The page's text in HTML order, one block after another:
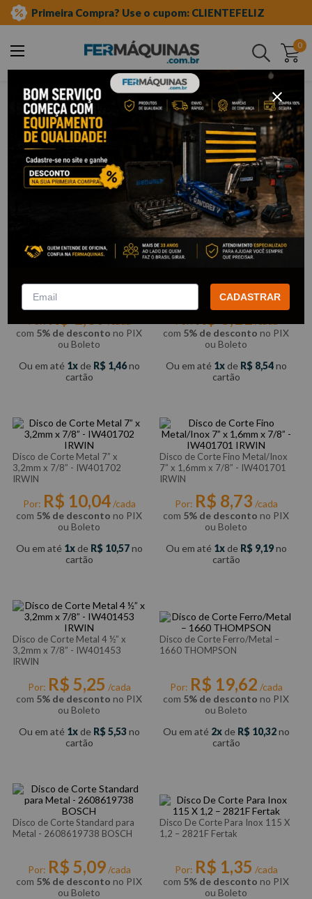
Primeira Compra? Use o cupom: CLIENTEFELIZ
0
Buscar
ferramentas em geral
disco de corte
Disco De Corte
Filtrar
7/8” - 1340001 ROCAST
com 5% de desconto no PIX
ou Boleto
Ou em até 1 de R$ 1,46no
cartão
180x30x22.23 - D-80020
com 5% de desconto no PIX
ou Boleto
Ou em até 1 de R$ 8,54no
cartão
Disco de Corte Metal 7” x
3,2mm x 7/8” - IW401702
IRWIN
Por: R$ 10,04/cada
com 5% de desconto no PIX
ou Boleto
Ou em até 1 de R$ 10,57no
cartão
Disco de Corte Fino Metal/Inox
7” x 1,6mm x 7/8” - IW401701
IRWIN
Por: R$ 8,73 /cada
com 5% de desconto no PIX
ou Boleto
Ou em até 1 de R$ 9,19no
cartão
Disco de Corte Metal 4 ½” x
3,2mm x 7/8” - IW401453
IRWIN
Por: R$ 5,25 /cada
com 5% de desconto no PIX
ou Boleto
Ou em até 1 de R$ 5,53no
cartão
Disco de Corte Ferro/Metal –
1660 THOMPSON
Por: R$ 19,62 /cada
com 5% de desconto no PIX
ou Boleto
Ou em até 2 de R$ 10,32no
cartão
Disco de Corte Standard para
Metal - 2608619738 BOSCH
Por: R$ 5,09/cada
com 5% de desconto no PIX
ou Boleto
Disco De Corte Para Inox 115 X
1,2 – 2821F Fertak
Por: R$ 1,35 /cada
com 5% de desconto no PIX
ou Boleto
CADASTRAR